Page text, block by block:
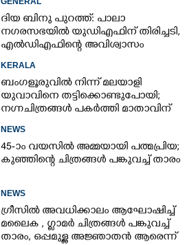
ദിയ ബിനു പുറത്ത്: പാലാ
നഗരസഭയിൽ യുഡിഎഫിന് തിരിച്ചടി,
എൽഡിഎഫിന്റെ അവിശ്വാസം
KERALA
ബംഗളൂരുവിൽ നിന്ന് മലയാളി
യുവാവിനെ തട്ടിക്കൊണ്ടുപോയി;
നഗ്നചിത്രങ്ങൾ പകർത്തി മാതാവിന്
NEWS
45-ാം വയസിൽ അമ്മയായി പത്മപ്രിയ;
കുഞ്ഞിന്റെ ചിത്രങ്ങൾ പങ്കുവച്ച് താരം
NEWS
ഗ്രീസിൽ അവധിക്കാലം ആഘോഷിച്ച്
മലൈക ,​ ഗ്ലാമർ ചിത്രങ്ങൾ പങ്കുവച്ച്
താരം,​ ഒപ്പമുള്ള അജ്ഞാതൻ ആരെന്ന്